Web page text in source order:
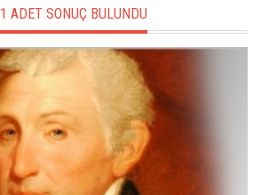
1 ADET SONUÇ BULUNDU